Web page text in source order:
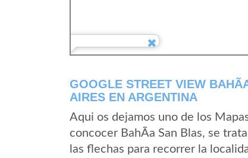
GOOGLE STREET VIEW
AIRES EN ARGENTINA
Aqui os dejamos uno de los
concocer BahÃ­a San Blas, se
las flechas para recorrer la